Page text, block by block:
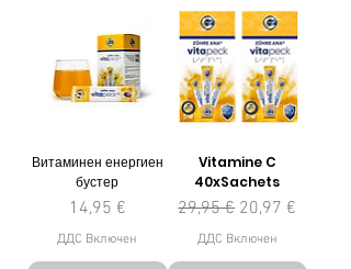
Витаминен енергиен
бустер
Цена
14,95 €
ДДС Включен
Vitamine C
40xSachets
Редовна цена
29,95 € Продажна цена
20,97 €
ДДС Включен